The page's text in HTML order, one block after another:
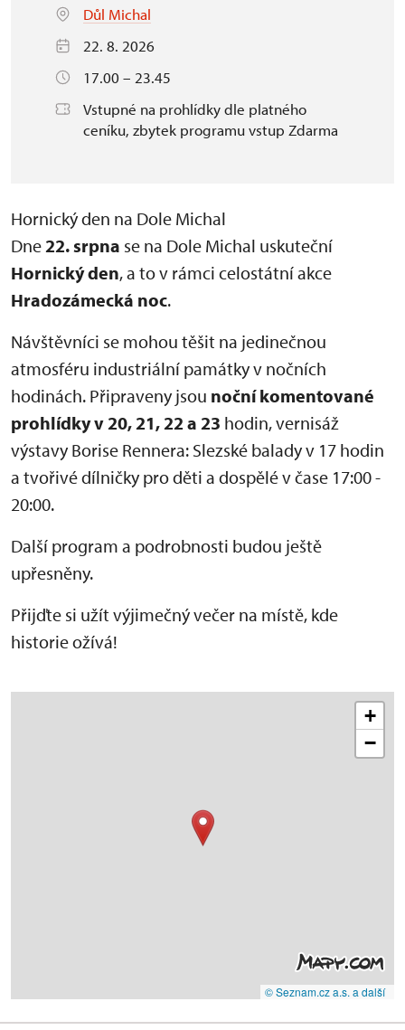
Důl Michal
22. 8. 2026
17.00 – 23.45
Vstupné na prohlídky dle platného
ceníku, zbytek programu vstup Zdarma
Hornický den na Dole Michal
Dne22. srpna se na Dole Michal uskuteční
Hornický den, a to v rámci celostátní akce
Hradozámecká noc.
Návštěvníci se mohou těšit na jedinečnou
atmosféru industriální památky v nočních
hodinách. Připraveny jsou noční komentované
prohlídky v 20, 21, 22 a 23 hodin, vernisáž
výstavy Borise Rennera: Slezské balady v 17 hodin
a tvořivé dílničky pro děti a dospělé v čase 17:00 -
20:00.
Další program a podrobnosti budou ještě
upřesněny.
Přijďte si užít výjimečný večer na místě, kde
historie ožívá!
+
−
© Seznam.cz a.s. a další